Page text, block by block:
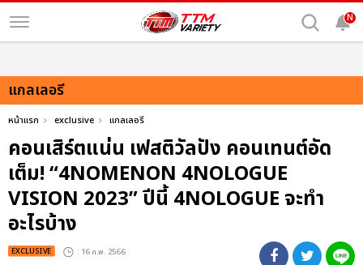
N
แกลเลอรี
หน้าแรก exclusive แกลเลอรี
คอนเสิร์ตแน่น เฟสติวัลปัง คอนเทนต์อัด
เต็ม! “4NOMENON 4NOLOGUE
VISION 2023” ปีนี้ 4NOLOGUE จะทำ
อะไรบ้าง
EXCLUSIVE : 16 ก.พ. 2566